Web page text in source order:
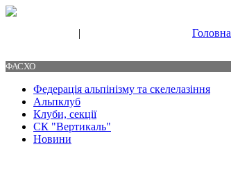
| Головна
ФАСХО
Федерація альпінізму та скелелазіння
Альпклуб
Клуби, секції
СК "Вертикаль"
Новини